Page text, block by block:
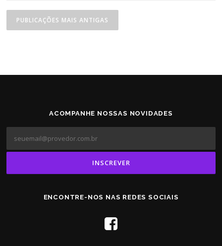
Navegação por posts
PUBLICAÇÕES MAIS ANTIGAS
ACOMPANHE NOSSAS NOVIDADES
ENCONTRE-NOS NAS REDES SOCIAIS